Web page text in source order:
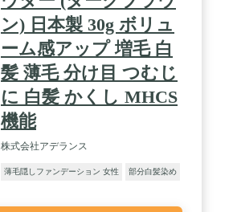
ン) 日本製 30g ボリュ
ーム感アップ 増毛 白
髪 薄毛 分け目 つむじ
に 白髪 かくし MHCS
機能
株式会社アデランス
薄毛隠しファンデーション 女性 部分白髪染め